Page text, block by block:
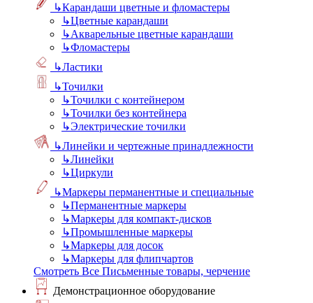
↳Карандаши цветные и фломастеры
↳Цветные карандаши
↳Акварельные цветные карандаши
↳Фломастеры
↳Ластики
↳Точилки
↳Точилки с контейнером
↳Точилки без контейнера
↳Электрические точилки
↳Линейки и чертежные принадлежности
↳Линейки
↳Циркули
↳Маркеры перманентные и специальные
↳Перманентные маркеры
↳Маркеры для компакт-дисков
↳Промышленные маркеры
↳Маркеры для досок
↳Маркеры для флипчартов
Смотреть Все Письменные товары, черчение
Демонстрационное оборудование